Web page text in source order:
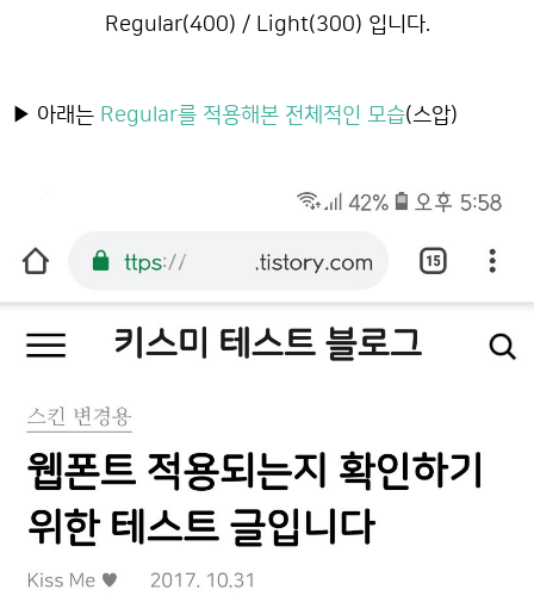
Regular(400) / Light(300) 입니다.
▶ 아래는 Regular를 적용해본 전체적인 모습(스압)